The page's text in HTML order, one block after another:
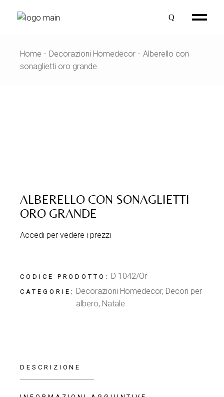
Home Decorazioni Homedecor
Alberello con
sonaglietti oro grande
ALBERELLO CON SONAGLIETTI
ORO GRANDE
Accedi per vedere i prezzi
CODICE PRODOTTO: D 1042/Or
CATEGORIE: Decorazioni Homedecor, Decori per
albero, Natale
DESCRIZIONE